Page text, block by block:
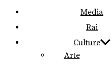
Media
Rai
Culture
Arte